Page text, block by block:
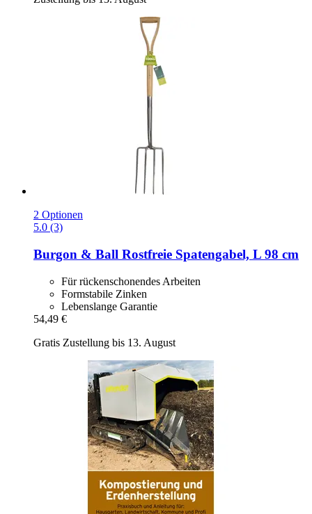
2 Optionen
5.0 (3)
Burgon & Ball Rostfreie Spatengabel, L 98 cm
Für rückenschonendes Arbeiten
Formstabile Zinken
Lebenslange Garantie
54,49 €
Gratis Zustellung bis 13. August